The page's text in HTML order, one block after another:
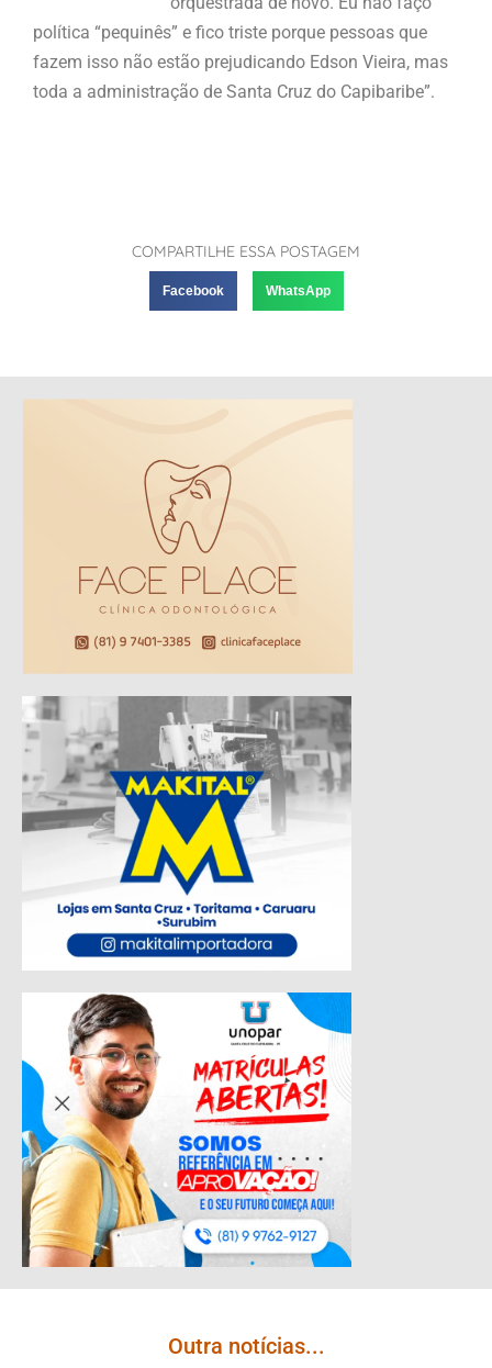
política “pequinês” e fico triste porque pessoas que
fazem isso não estão prejudicando Edson Vieira, mas
toda a administração de Santa Cruz do Capibaribe”.
COMPARTILHE ESSA POSTAGEM
Facebook WhatsApp
Outra notícias...